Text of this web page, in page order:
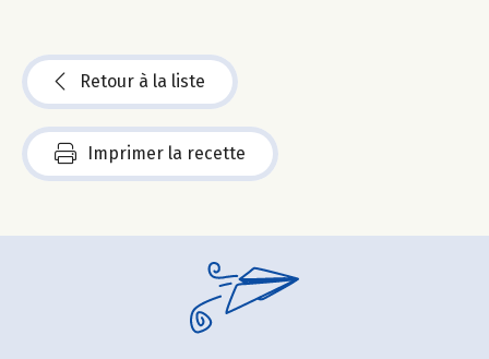
Retour à la liste
Imprimer la recette